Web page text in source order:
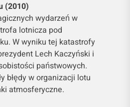
(2010)
wydarzeń w
lotnicza pod
W wyniku tej katastrofy
Lech Kaczyński i
państwowych.
błędy w organizacji lotu
atmosferyczne.